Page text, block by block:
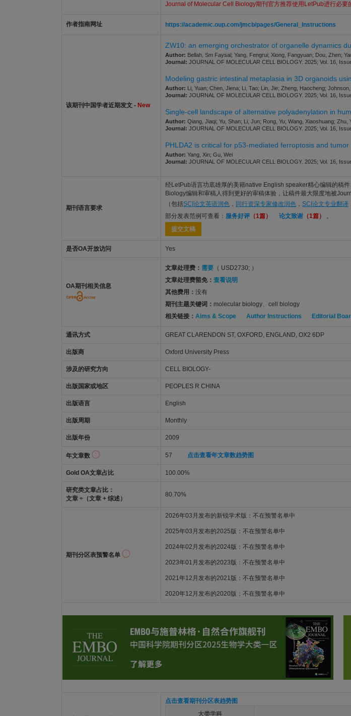
Journal of Molecular Cell Biology期刊官方推荐使用LetPub进行必要
作者指南网址 https://academic.oup.com/jmcb/pages/General_Instructions
该期刊中国学者近期发文 - New
ZW10: an emerging orchestrator of organelle dynamics
Author: Bellah, Sm Faysal; Yang, Fengrui; Xiong, Fangyuan; Dou, Zhen;
Journal: JOURNAL OF MOLECULAR CELL BIOLOGY. 2025; Vol. 16,
Modeling gastric intestinal metaplasia in 3D organoids
Author: Li, Yuan; Chen, Jiena; Li, Tao; Lin, Jie; Zheng, Haocheng;
Journal: JOURNAL OF MOLECULAR CELL BIOLOGY. 2025; Vol. 16,
Single-cell landscape of alternative polyadenylation in
Author: Qiang, Jiaqi; Yu, Shan; Li, Jun; Rong, Yu; Wang, Xiaoshuang; Zhu,
Journal: JOURNAL OF MOLECULAR CELL BIOLOGY. 2025; Vol. 16,
PHLDA2 is critical for p53-mediated ferroptosis and tumor
Author: Yang, Xin; Gu, Wei
Journal: JOURNAL OF MOLECULAR CELL BIOLOGY. 2025; Vol. 16,
期刊语言要求
经LetPub语言功底雄厚的美籍native English speaker精心编辑的稿
Biology编辑和审稿人得到更好的审稿体验，让稿件最大限度地被
（包括SCI论文英语润色 ， 同行资深专家修改润色 ， SCI论文专业翻译
部分发表范例可查看： 服务好评 （1篇） 论文致谢 （1篇）
。
提交文稿
是否OA开放访问 Yes
OA期刊相关信息
文章处理费： 需要 （ USD2730; ）
文章处理费豁免： 查看说明
其他费用： 没有
期刊主题关键词： molecular biology、cell biology
相关链接： Aims & Scope Author Instructions Editorial
通讯方式 GREAT CLARENDON ST, OXFORD, ENGLAND, OX2 6DP
出版商 Oxford University Press
涉及的研究方向 CELL BIOLOGY-
出版国家或地区 PEOPLES R CHINA
出版语言 English
出版周期 Monthly
出版年份 2009
年文章数 57 点击查看年文章数趋势图
Gold OA文章占比 100.00%
研究类文章占比：
文章 ÷（文章 + 综述）
80.70%
期刊分区表预警名单
2026年03月发布的新锐学术版：不在预警名单中
2025年03月发布的2025版：不在预警名单中
2024年02月发布的2024版：不在预警名单中
2023年01月发布的2023版：不在预警名单中
2021年12月发布的2021版：不在预警名单中
2020年12月发布的2020版：不在预警名单中
点击查看期刊分区表趋势图
大类学科